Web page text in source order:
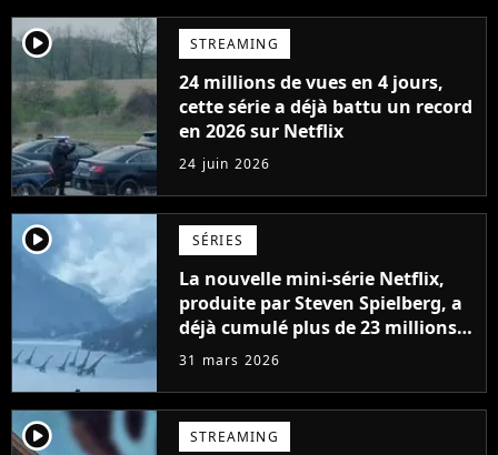
player2 STREAMING
24 millions de vues en 4 jours,
cette série a déjà battu un record
en 2026 sur Netflix
24 juin 2026
player2 SÉRIES
La nouvelle mini-série Netflix,
produite par Steven Spielberg, a
déjà cumulé plus de 23 millions
de vues
31 mars 2026
player2 STREAMING